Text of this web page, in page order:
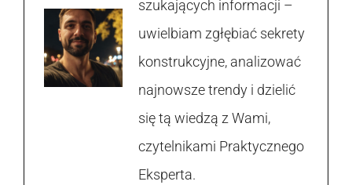
szukających informacji –
uwielbiam zgłębiać sekrety
konstrukcyjne, analizować
najnowsze trendy i dzielić
się tą wiedzą z Wami,
czytelnikami Praktycznego
Eksperta.